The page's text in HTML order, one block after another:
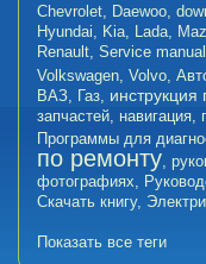
Chevrolet Daewoo
Hyundai
Kia Lada
Renault Service manual
Volkswagen Volvo
ВАЗ Газ инструкция
запчастей навигация
Программы для
по ремонту
фотографиях
Скачать книгу,
Показать все теги